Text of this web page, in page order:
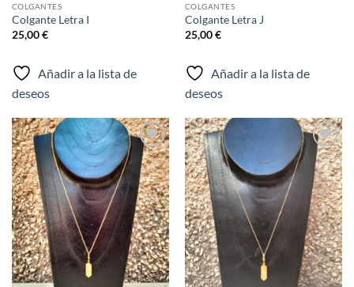
COLGANTES
Colgante Letra I
25,00€
Añadir a la lista de
deseos
COLGANTES
Colgante Letra J
25,00€
Añadir a la lista de
deseos
Añadir
a la
lista de
deseos
Añadir
a la
lista de
deseos